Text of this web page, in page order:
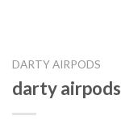
DARTY AIRPODS
darty airpods